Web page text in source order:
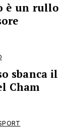
è un rullo
sbanca il
Cham